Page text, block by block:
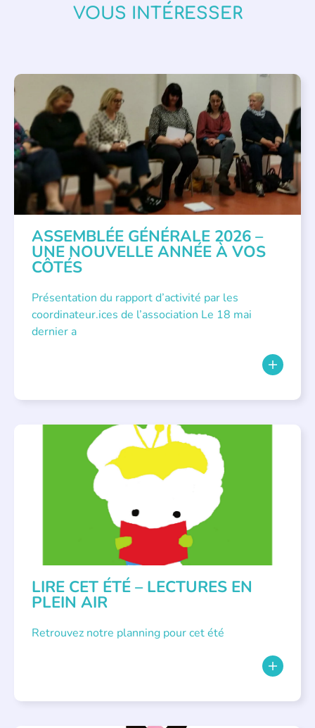
VOUS INTÉRESSER
APPEL À SOUTIEN , VIE DE L'ASSOCIATION
ASSEMBLÉE GÉNÉRALE 2026 –
UNE NOUVELLE ANNÉE À VOS
CÔTÉS
Présentation du rapport d’activité par les
coordinateur.ices de l’association Le 18 mai
dernier a
BIBLIOTHÈQUES ÉVÉNEMENTS , LECTURE INDIVIDUALISÉE
LITTÉRATURE JEUNESSE
LIRE CET ÉTÉ – LECTURES EN
PLEIN AIR
Retrouvez notre planning pour cet été